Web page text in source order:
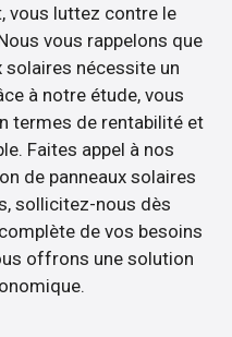
vous luttez contre le
vous rappelons que
solaires nécessite un
à notre étude, vous
termes de rentabilité et
Faites appel à nos
de panneaux solaires
sollicitez-nous dès
de vos besoins
offrons une solution